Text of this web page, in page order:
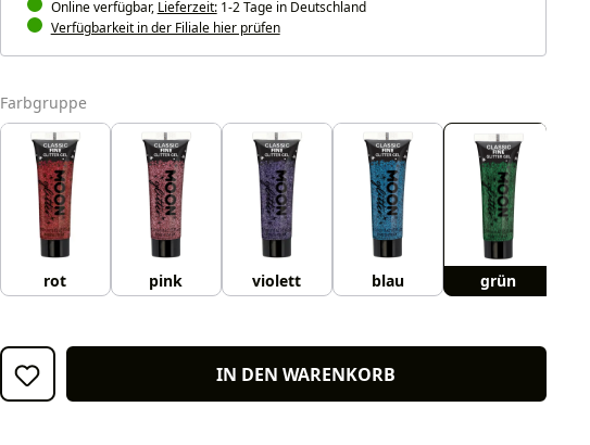
Online verfügbar, Lieferzeit:1-2 Tage in Deutschland
Verfügbarkeit in der Filiale hier prüfen
Farbgruppeauswählen
rot pink violett blau grün
IN DEN WARENKORB